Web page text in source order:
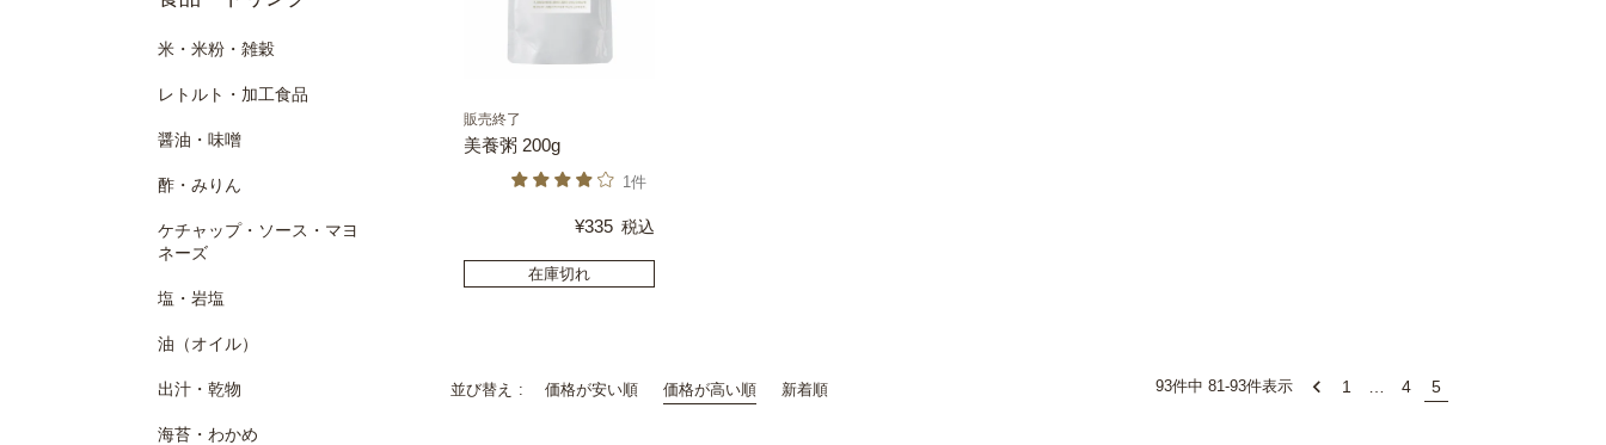
米・米粉・雑穀
レトルト・加工食品
醤油・味噌
酢・みりん
ケチャップ・ソース・マヨ
ネーズ
塩・岩塩
油（オイル）
出汁・乾物
海苔・わかめ
販売終了
美養粥 200g
1件
¥335 税込
在庫切れ
並び替え 価格が安い順 価格が高い順 新着順 93件中 81-93件表示 1 4 5